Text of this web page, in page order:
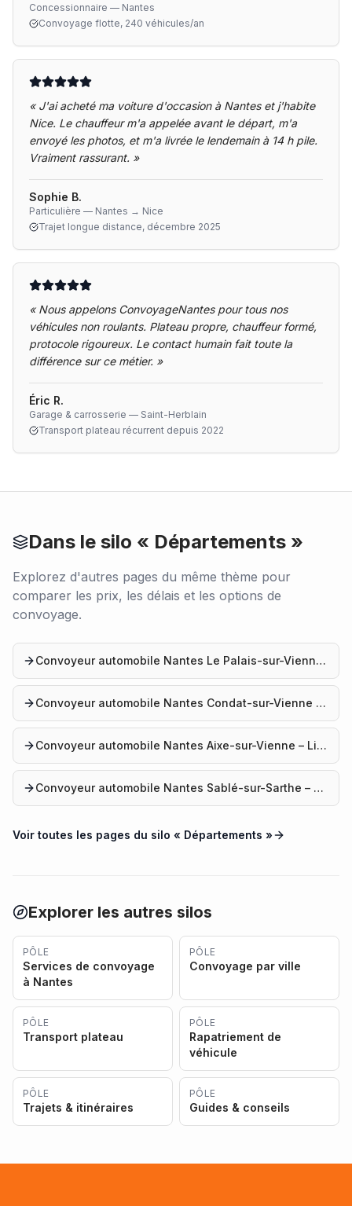
Concessionnaire — Nantes
Convoyage flotte, 240 véhicules/an
« J'ai acheté ma voiture d'occasion à Nantes et j'habite
Nice. Le chauffeur m'a appelée avant le départ, m'a
envoyé les photos, et m'a livrée le lendemain à 14 h pile.
Vraiment rassurant. »
Sophie B.
Particulière — Nantes → Nice
Trajet longue distance, décembre 2025
« Nous appelons ConvoyageNantes pour tous nos
véhicules non roulants. Plateau propre, chauffeur formé,
protocole rigoureux. Le contact humain fait toute la
différence sur ce métier. »
Éric R.
Garage & carrosserie — Saint-Herblain
Transport plateau récurrent depuis 2022
Dans le silo « Départements »
Explorez d'autres pages du même thème pour
comparer les prix, les délais et les options de
convoyage.
Convoyeur automobile Nantes Le Palais-sur-Vienne – Livraison véhicule
Convoyeur automobile Nantes Condat-sur-Vienne – Convoyage véhicule
Convoyeur automobile Nantes Aixe-sur-Vienne – Livraison voiture
Convoyeur automobile Nantes Sablé-sur-Sarthe – Livraison voiture
Voir toutes les pages du silo « Départements »
Explorer les autres silos
PÔLE
Services de convoyage
à Nantes
PÔLE
Convoyage par ville
PÔLE
Transport plateau
PÔLE
Rapatriement de
véhicule
PÔLE
Trajets & itinéraires
PÔLE
Guides & conseils